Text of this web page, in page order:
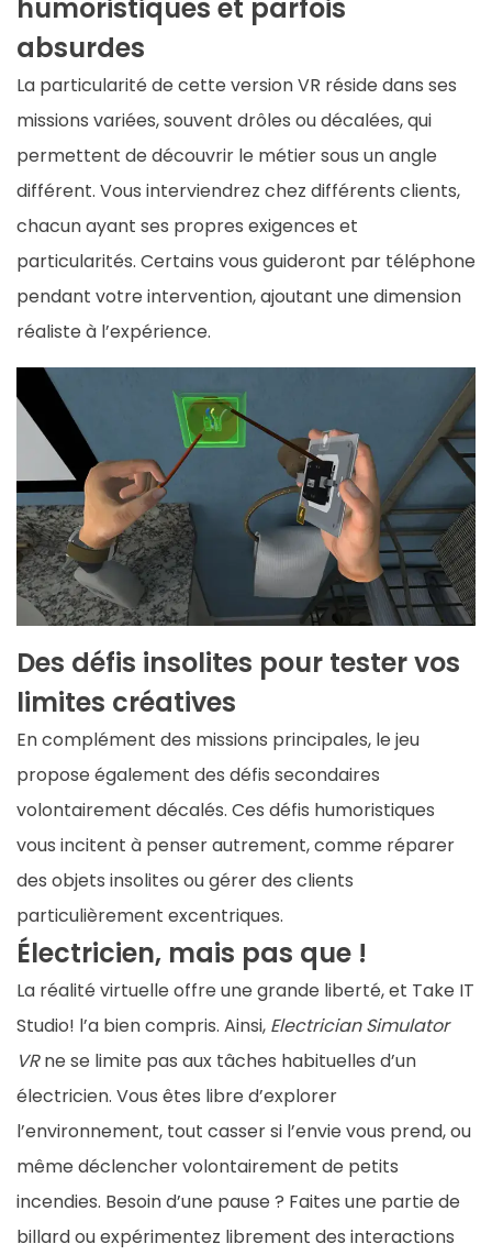
humoristiques et parfois
absurdes
La particularité de cette version VR réside dans ses
missions variées, souvent drôles ou décalées, qui
permettent de découvrir le métier sous un angle
différent. Vous interviendrez chez différents clients,
chacun ayant ses propres exigences et
particularités. Certains vous guideront par téléphone
pendant votre intervention, ajoutant une dimension
réaliste à l’expérience.
Des défis insolites pour tester vos
limites créatives
En complément des missions principales, le jeu
propose également des défis secondaires
volontairement décalés. Ces défis humoristiques
vous incitent à penser autrement, comme réparer
des objets insolites ou gérer des clients
particulièrement excentriques.
Électricien, mais pas que !
La réalité virtuelle offre une grande liberté, et Take IT
Studio! l’a bien compris. Ainsi, Electrician Simulator
VRne se limite pas aux tâches habituelles d’un
électricien. Vous êtes libre d’explorer
l’environnement, tout casser si l’envie vous prend, ou
même déclencher volontairement de petits
incendies. Besoin d’une pause ? Faites une partie de
billard ou expérimentez librement des interactions